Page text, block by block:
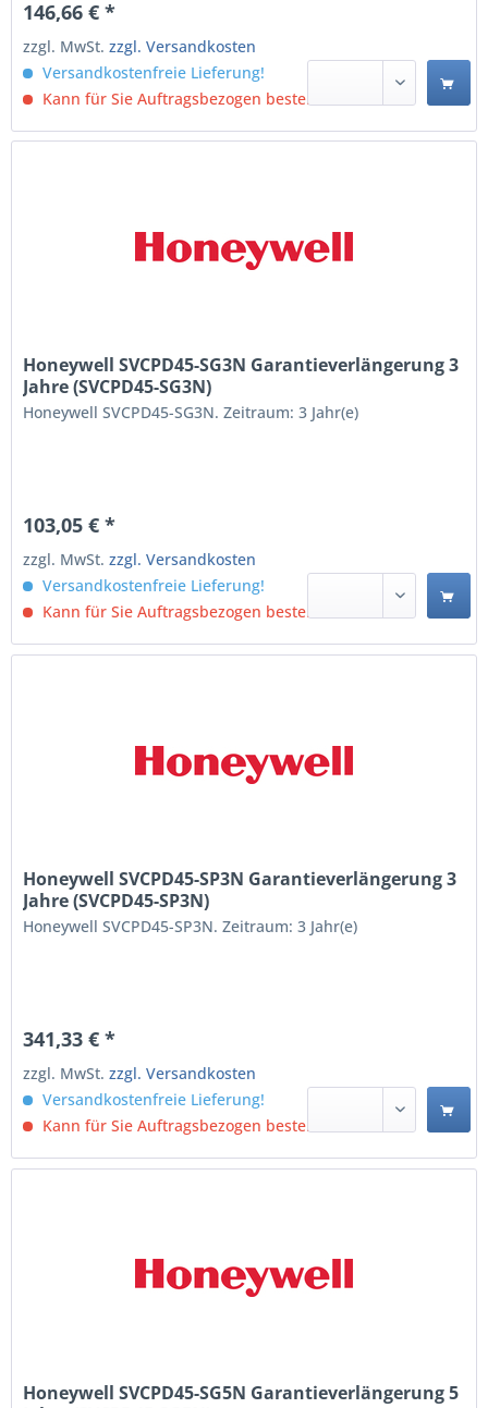
146,66 € *
zzgl. MwSt.zzgl. Versandkosten
Versandkostenfreie Lieferung!
Kann für Sie Auftragsbezogen bestellt werden.
Honeywell SVCPD45-SG3N Garantieverlängerung 3
Jahre (SVCPD45-SG3N)
Honeywell SVCPD45-SG3N. Zeitraum: 3 Jahr(e)
103,05 € *
zzgl. MwSt.zzgl. Versandkosten
Versandkostenfreie Lieferung!
Kann für Sie Auftragsbezogen bestellt werden.
Honeywell SVCPD45-SP3N Garantieverlängerung 3
Jahre (SVCPD45-SP3N)
Honeywell SVCPD45-SP3N. Zeitraum: 3 Jahr(e)
341,33 € *
zzgl. MwSt.zzgl. Versandkosten
Versandkostenfreie Lieferung!
Kann für Sie Auftragsbezogen bestellt werden.
Honeywell SVCPD45-SG5N Garantieverlängerung 5